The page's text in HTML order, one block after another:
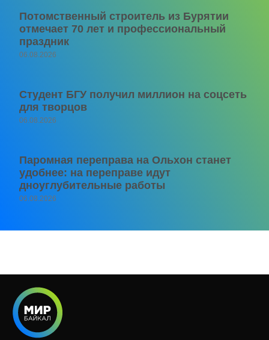
Потомственный строитель из Бурятии
отмечает 70 лет и профессиональный
праздник
06.08.2026
Студент БГУ получил миллион на соцсеть
для творцов
06.08.2026
Паромная переправа на Ольхон станет
удобнее: на переправе идут
дноуглубительные работы
06.08.2026